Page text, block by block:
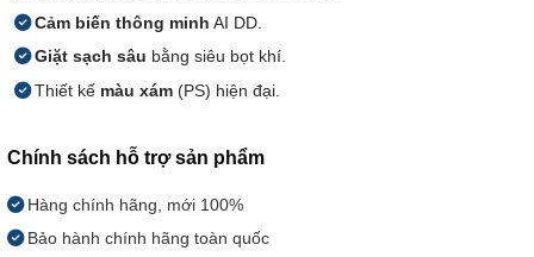
Cảm biến thông minh AI DD.
Giặt sạch sâu bằng siêu bọt khí.
Thiết kế màu xám(PS) hiện đại.
Chính sách hỗ trợ sản phẩm
Hàng chính hãng, mới 100%
Bảo hành chính hãng toàn quốc